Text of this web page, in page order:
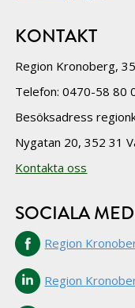
KONTAKT
Region Kronoberg,
Telefon: 0470-58 80
Besöksadress
Nygatan 20, 352 31
Kontakta oss
SOCIALA
Region
Region